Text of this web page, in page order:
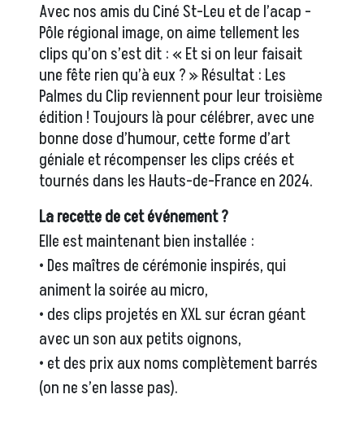
Avec nos amis du Ciné St-Leu et de l’acap -
Pôle régional image, on aime tellement les
clips qu’on s’est dit : « Et si on leur faisait
une fête rien qu’à eux ? » Résultat : Les
Palmes du Clip reviennent pour leur troisième
édition ! Toujours là pour célébrer, avec une
bonne dose d’humour, cette forme d’art
géniale et récompenser les clips créés et
tournés dans les Hauts-de-France en 2024.
La recette de cet événement ?
Elle est maintenant bien installée :
• Des maîtres de cérémonie inspirés, qui
animent la soirée au micro,
• des clips projetés en XXL sur écran géant
avec un son aux petits oignons,
• et des prix aux noms complètement barrés
(on ne s’en lasse pas).